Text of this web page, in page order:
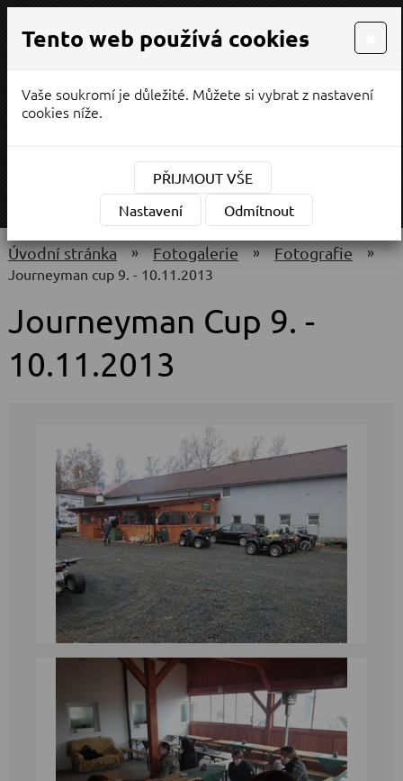
PRODEJ / SERVIS
Měna:(CZK)
MENU
úvodní stránka » fotogalerie » fotografie
»
journeyman cup 9. - 10.11.2013
Journeyman Cup 9. -
10.11.2013
Tento web používá cookies
Vaše soukromí je důležité. Můžete si vybrat z nastavení
cookies níže.
PŘIJMOUT VŠE
Nastavení
Odmítnout